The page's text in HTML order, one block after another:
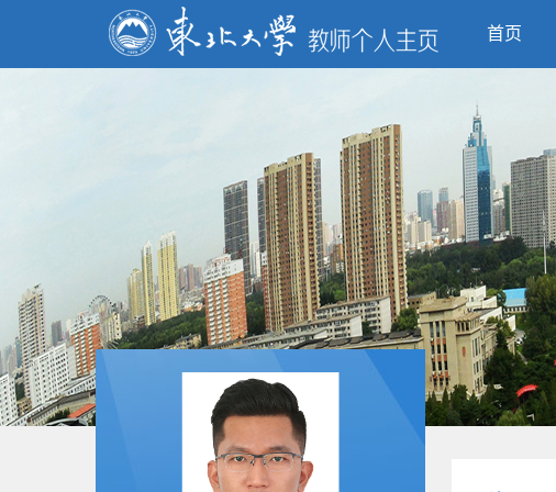
首页